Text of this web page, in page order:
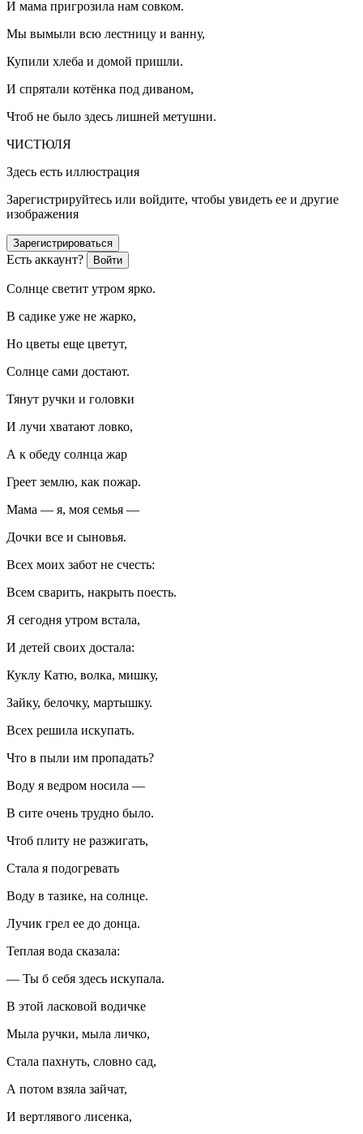
И мама пригрозила нам совком.
Мы вымыли всю лестницу и ванну,
Купили хлеба и домой пришли.
И спрятали котёнка под диваном,
Чтоб не было здесь лишней метушни.
ЧИСТЮЛЯ
Здесь есть иллюстрация
Зарегистрируйтесь или войдите, чтобы увидеть ее и другие
изображения
Зарегистрироваться
Есть аккаунт? Войти
Солнце светит утром ярко.
В садике уже не жарко,
Но цветы еще цветут,
Солнце сами достают.
Тянут ручки и головки
И лучи хватают ловко,
А к обеду солнца жар
Греет землю, как пожар.
Мама — я, моя семья —
Дочки все и сыновья.
Всех моих забот не счесть:
Всем сварить, накрыть поесть.
Я сегодня утром встала,
И детей своих достала:
Куклу Катю, волка, мишку,
Зайку, белочку, мартышку.
Всех решила искупать.
Что в пыли им пропадать?
Воду я ведром носила —
В сите очень трудно было.
Чтоб плиту не разжигать,
Стала я подогревать
Воду в тазике, на солнце.
Лучик грел ее до донца.
Теплая вода сказала:
— Ты б себя здесь искупала.
В этой ласковой водичке
Мыла ручки, мыла личко,
Стала пахнуть, словно сад,
А потом взяла зайчат,
И вертлявого лисенка,